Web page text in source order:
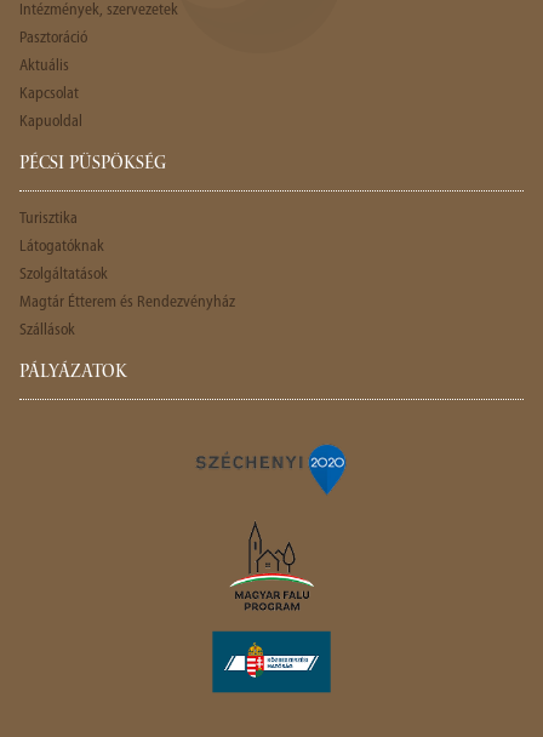
Intézmények, szervezetek
Pasztoráció
Aktuális
Kapcsolat
Kapuoldal
PÉCSI PÜSPÖKSÉG
Turisztika
Látogatóknak
Szolgáltatások
Magtár Étterem és Rendezvényház
Szállások
PÁLYÁZATOK